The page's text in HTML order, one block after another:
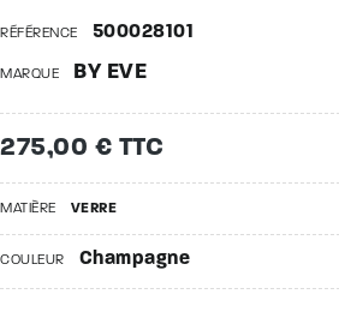
RÉFÉRENCE 500028101
MARQUE BY EVE
275,00 € TTC
MATIÈRE VERRE
COULEUR Champagne